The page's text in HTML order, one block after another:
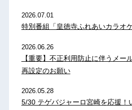
2026.07.01
特別番組「皇徳寺ふれあいカラオケ
2026.06.26
【重要】不正利用防止に伴うメー
再設定のお願い
2026.05.28
5/30 テゲバジャーロ宮崎を応援